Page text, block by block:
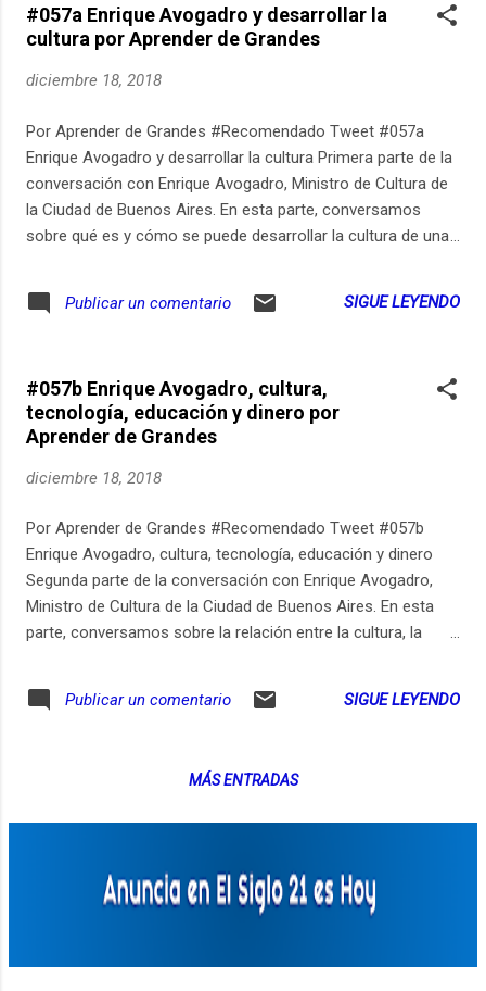
Grandes también está disponible en Spotify en
open.spotify.com/show/7wc3GCSuNVGQxLlhEf2jZV.
Participen de la conversación sobre aprender durante toda la
grabación, edición y post-producción: Estudio Pomeranec
(pomeranec.com). http://bit.ly/2QRK0OW via IFTTT
#057a Enrique Avogadro y desarrollar la
cultura por Aprender de Grandes
diciembre 18, 2018
Por Aprender de Grandes #Recomendado Tweet #057a
Enrique Avogadro y desarrollar la cultura Primera parte de la
conversación con Enrique Avogadro, Ministro de Cultura de
la Ciudad de Buenos Aires. En esta parte, conversamos
sobre qué es y cómo se puede desarrollar la cultura de una
Grandes: https://ift.tt/2C3NGZI. Pueden ver los links
nuevo episodio de Aprender de Grandes en
https://ift.tt/2gjOqy6. Aprender de Grandes también está
disponible en Spotify en https://ift.tt/2La8Los. Música
original, grabación, edición y post-producción: Estudio
via IFTTT
Publicar un comentario SIGUE LEYENDO
#057b Enrique Avogadro, cultura,
tecnología, educación y dinero por
Aprender de Grandes
diciembre 18, 2018
Por Aprender de Grandes #Recomendado Tweet #057b
Enrique Avogadro, cultura, tecnología, educación y dinero
Segunda parte de la conversación con Enrique Avogadro,
Ministro de Cultura de la Ciudad de Buenos Aires. En esta
parte, conversamos sobre la relación entre la cultura, la
conversemos sobre estos temas comentando en el grupo
de Facebook de Aprender de Grandes: https://ift.tt/2C3NGZI.
email cada vez que publico un nuevo episodio de Aprender
Música original, grabación, edición y post-producción:
Estudio Pomeranec (http://pomeranec.com).
Publicar un comentario SIGUE LEYENDO
MÁS ENTRADAS